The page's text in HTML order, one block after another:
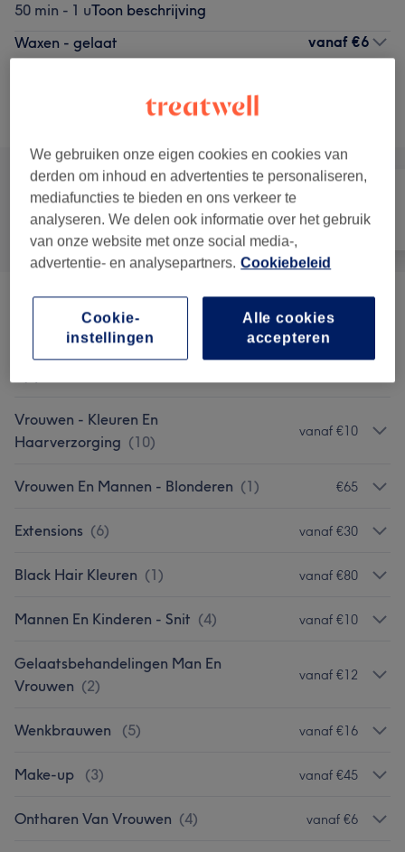
50 min - 1 uToon beschrijving
Waxen - gelaat
5 min - 30 minToon beschrijving
vanaf €6
Alle behandelingen
Alle Haar Nagels
Vrouwen - Snit En Styling vanaf €10
vanaf €25
Vrouwen - Kleuren En
Haarverzorging (10)
vanaf €10
Vrouwen En Mannen - Blonderen (1) €65
Extensions (6) vanaf €30
Black Hair Kleuren (1) vanaf €80
Mannen En Kinderen - Snit (4) vanaf €10
Gelaatsbehandelingen Man En
Vrouwen (2)
vanaf €12
Wenkbrauwen (5) vanaf €16
Make-up (3) vanaf €45
Ontharen Van Vrouwen (4) vanaf €6
We gebruiken onze eigen cookies en cookies van
derden om inhoud en advertenties te personaliseren,
mediafuncties te bieden en ons verkeer te
analyseren. We delen ook informatie over het gebruik
van onze website met onze social media-,
advertentie- en analysepartners. Cookiebeleid
Alle cookies
accepteren
Cookie-
instellingen